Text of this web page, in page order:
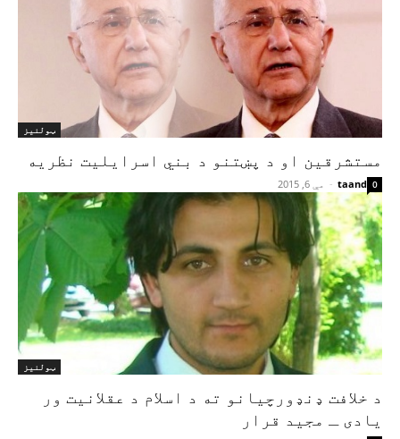
ټولنیز
مستشرقین او د پښتنو د بني اسرایلیت نظریه
taand
- مې 6, 2015 0
ټولنیز
د خلافت ډنډورچیانو ته د اسلام د عقلانیت ور
یادی ـ مجید قرار